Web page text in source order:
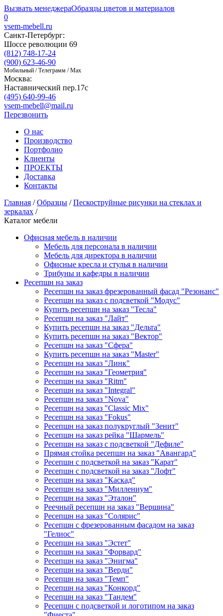
Вызвать менеджераОбразцы цветов и материалов
0
vsem-mebell.ru
Санкт-Петербург:
Шоссе революции 69
(812) 748-17-24
(900) 623-46-90
Мобильный / Телеграмм / Max
Москва:
Наставнический пер.17с
(495) 640-99-46
vsem-mebell@mail.ru
Перезвонить
О нас
Производство
Портфолио
Клиенты
ПРОЕКТЫ
Доставка
Контакты
Главная /Образцы /Пескоструйные рисунки на стеклах и
зеркалах /
Каталог мебели
Офисная мебель в наличии
Мебель для персонала в наличии
Мебель для директора в наличии
Офисные кресла и стулья в наличии
Трибуны и кафедры в наличии
Ресепшн на заказ
Ресепшн на заказ фрезерованный фасад "Резонанс"
Ресепшн на заказ с подсветкой "Модус"
Купить ресепшн на заказ "Тесла"
Ресепшн на заказ "Лайт"
Купить ресепшн на заказ "Дельта"
Купить ресепшн на заказ "Вектор"
Ресепшн на заказ "Сфера"
Купить ресепшн на заказ "Master"
Ресепшн на заказ "Линк"
Ресепшн на заказ "Геометрия"
Ресепшн на заказ "Ritm"
Ресепшн на заказ "Integral"
Ресепшн на заказ "Nova"
Ресепшн на заказ "Classic Mix"
Ресепшн на заказ "Fokus"
Ресепшн на заказ полукруглый "Зенит"
Ресепшн на заказ рейка "Шармель"
Ресепшн на заказ с подсветкой "Дефиле"
Прямая стойка ресепшн на заказ "Авангард"
Ресепшн с подсветкой на заказ "Карат"
Ресепшн с подсветкой на заказ "Лофт"
Ресепшн на заказ "Каскад"
Ресепшн на заказ "Миллениум"
Ресепшн на заказ "Эталон"
Реечный ресепшн на заказ "Вершина"
Ресепшн на заказ "Солярис"
Ресепшн с фрезерованным фасадом на заказ
"Гелиос"
Ресепшн на заказ "Эстет"
Ресепшн на заказ "Форвард"
Ресепшн на заказ "Энигма"
Ресепшн на заказ "Верди"
Ресепшн на заказ "Темп"
Ресепшн на заказ "Конкорд"
Ресепшн на заказ "Тандем"
Ресепшн с подсветкой и логотипом на заказ